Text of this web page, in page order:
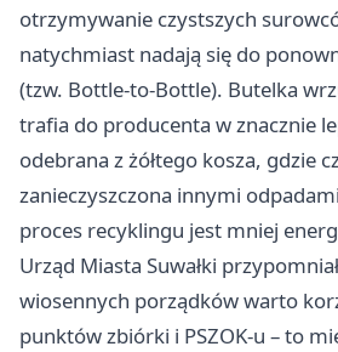
otrzymywanie czystszych
natychmiast nadają się do
(tzw. Bottle‑to‑Bottle). Butelka
trafia do producenta w znacznie
odebrana z żółtego kosza, gdzie
zanieczyszczona innymi
proces recyklingu jest mniej
Urząd Miasta Suwałki
wiosennych porządków warto
punktów zbiórki i PSZOK‑u – to